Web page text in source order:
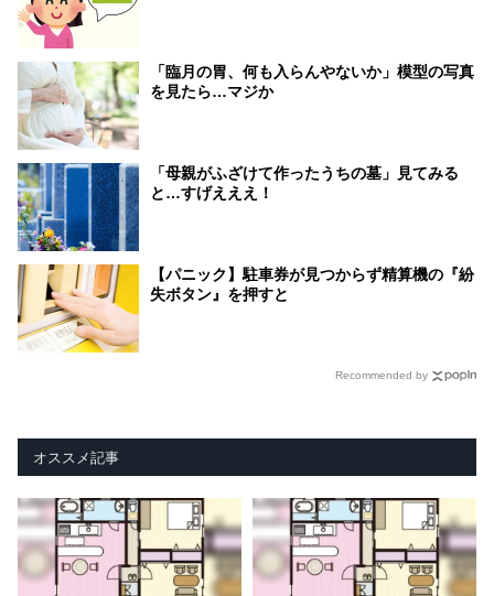
「臨月の胃、何も入らんやないか」模型の写真
を見たら…マジか
「母親がふざけて作ったうちの墓」見てみる
と…すげえええ！
【パニック】駐車券が見つからず精算機の『紛
失ボタン』を押すと
Recommended by
オススメ記事